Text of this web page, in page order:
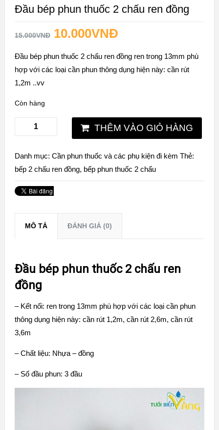
Đầu bép phun thuốc 2 chấu ren đồng
15.000VNĐ 10.000VNĐ
Đầu bép phun thuốc 2 chấu ren đồng ren trong 13mm phù
hợp với các loại cần phun thông dụng hiện này: cần rút
1,2m ..vv
Còn hàng
THÊM VÀO GIỎ HÀNG
Danh mục: Cần phun thuốc và các phụ kiện đi kèm Thẻ:
bếp 2 chấu ren đồng, bếp phun thuốc 2 chấu
MÔ TẢ ĐÁNH GIÁ (0)
Đầu bép phun thuốc 2 chấu ren
đồng
– Kết nối: ren trong 13mm phù hợp với các loại cần phun
thông dụng hiện này: cần rút 1,2m, cần rút 2,6m, cần rút
3,6m
– Chất liệu: Nhựa – đồng
– Số đầu phun: 3 đầu